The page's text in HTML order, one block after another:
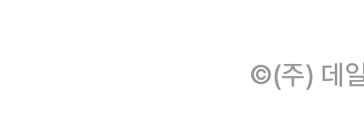
©(주) 데